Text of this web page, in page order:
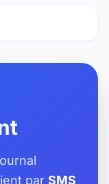
par SMS